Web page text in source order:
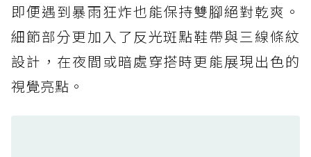
黃靴同級頂級防水，輕量化工裝健走鞋雨天必備
防水鞋推薦 7. Timberland Motion Access：
黃靴同級頂級防水，輕量化工裝健走鞋雨天必備
即便遇到暴雨狂炸也能保持雙腳絕對乾爽。
細節部分更加入了反光斑點鞋帶與三線條紋
設計，在夜間或暗處穿搭時更能展現出色的
視覺亮點。